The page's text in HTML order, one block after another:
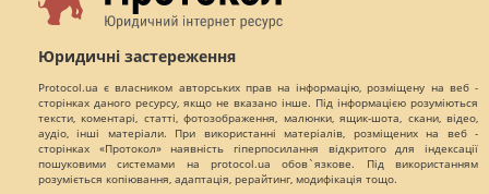
Юридичні застереження
Protocol.ua є власником авторських прав на інформацію, розміщену на веб -
сторінках даного ресурсу, якщо не вказано інше. Під інформацією розуміються
тексти, коментарі, статті, фотозображення, малюнки, ящик-шота, скани, відео,
аудіо, інші матеріали. При використанні матеріалів, розміщених на веб -
сторінках «Протокол» наявність гіперпосилання відкритого для індексації
пошуковими системами на protocol.ua обов`язкове. Під використанням
розуміється копіювання, адаптація, рерайтинг, модифікація тощо.